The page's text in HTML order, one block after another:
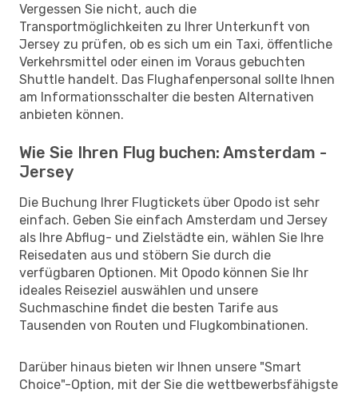
Vergessen Sie nicht, auch die
Transportmöglichkeiten zu Ihrer Unterkunft von
Jersey zu prüfen, ob es sich um ein Taxi, öffentliche
Verkehrsmittel oder einen im Voraus gebuchten
Shuttle handelt. Das Flughafenpersonal sollte Ihnen
am Informationsschalter die besten Alternativen
anbieten können.
Wie Sie Ihren Flug buchen: Amsterdam -
Jersey
Die Buchung Ihrer Flugtickets über Opodo ist sehr
einfach. Geben Sie einfach Amsterdam und Jersey
als Ihre Abflug- und Zielstädte ein, wählen Sie Ihre
Reisedaten aus und stöbern Sie durch die
verfügbaren Optionen. Mit Opodo können Sie Ihr
ideales Reiseziel auswählen und unsere
Suchmaschine findet die besten Tarife aus
Tausenden von Routen und Flugkombinationen.
Darüber hinaus bieten wir Ihnen unsere "Smart
Choice"-Option, mit der Sie die wettbewerbsfähigste